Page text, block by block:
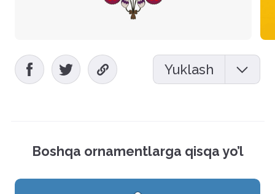
Yuklash
Rasmlar (PNG)
Boshqa ornamentlarga qisqa yo’l